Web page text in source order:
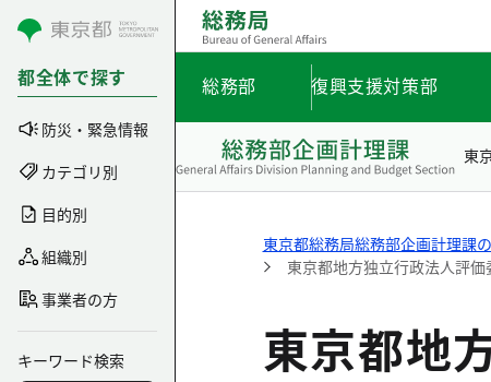
コンテンツにスキップ
都全体で探す
防災・緊急情報
カテゴリ別
目的別
組織別
事業者の方
キーワード検索
総務部 復興支援対策部
東
東京都総務局総務部企画計理課
東京都地方独立行政法人評
東京都地